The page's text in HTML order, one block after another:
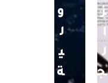
ز
ا
ل
ج
و
ل
ي
ة